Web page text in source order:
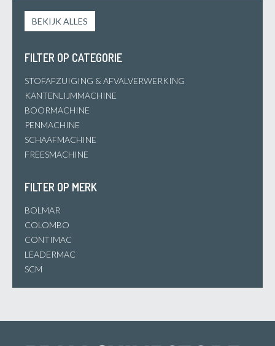
BEKIJK ALLES
FILTER OP CATEGORIE
STOFAFZUIGING & AFVALVERWERKING
KANTENLIJMMACHINE
BOORMACHINE
PENMACHINE
SCHAAFMACHINE
FREESMACHINE
FILTER OP MERK
BOLMAR
COLOMBO
CONTIMAC
LEADERMAC
SCM